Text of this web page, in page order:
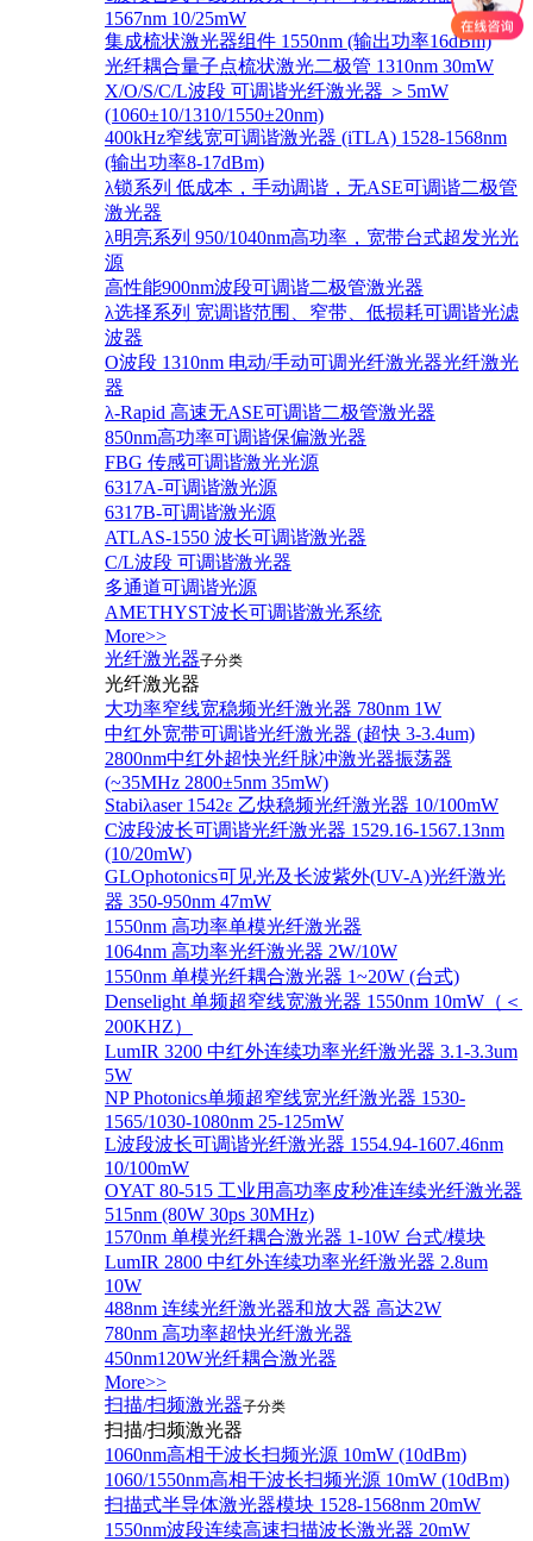
1567nm 10/25mW
集成梳状激光器组件 1550nm (输出功率16dBm)
光纤耦合量子点梳状激光二极管 1310nm 30mW
X/O/S/C/L波段 可调谐光纤激光器 ＞5mW
(1060±10/1310/1550±20nm)
400kHz窄线宽可调谐激光器 (iTLA) 1528-1568nm
(输出功率8-17dBm)
λ锁系列 低成本，手动调谐，无ASE可调谐二极管
激光器
λ明亮系列 950/1040nm高功率，宽带台式超发光光
源
高性能900nm波段可调谐二极管激光器
λ选择系列 宽调谐范围、窄带、低损耗可调谐光滤
波器
O波段 1310nm 电动/手动可调光纤激光器光纤激光
器
λ-Rapid 高速无ASE可调谐二极管激光器
850nm高功率可调谐保偏激光器
FBG 传感可调谐激光光源
6317A-可调谐激光源
6317B-可调谐激光源
ATLAS-1550 波长可调谐激光器
C/L波段 可调谐激光器
多通道可调谐光源
AMETHYST波长可调谐激光系统
More>>
光纤激光器子分类
光纤激光器
大功率窄线宽稳频光纤激光器 780nm 1W
中红外宽带可调谐光纤激光器 (超快 3-3.4um)
2800nm中红外超快光纤脉冲激光器振荡器
(~35MHz 2800±5nm 35mW)
Stabiλaser 1542ε 乙炔稳频光纤激光器 10/100mW
C波段波长可调谐光纤激光器 1529.16-1567.13nm
(10/20mW)
GLOphotonics可见光及长波紫外(UV-A)光纤激光
器 350-950nm 47mW
1550nm 高功率单模光纤激光器
1064nm 高功率光纤激光器 2W/10W
1550nm 单模光纤耦合激光器 1~20W (台式)
Denselight 单频超窄线宽激光器 1550nm 10mW（＜
200KHZ）
LumIR 3200 中红外连续功率光纤激光器 3.1-3.3um
5W
NP Photonics单频超窄线宽光纤激光器 1530-
1565/1030-1080nm 25-125mW
L波段波长可调谐光纤激光器 1554.94-1607.46nm
10/100mW
OYAT 80-515 工业用高功率皮秒准连续光纤激光器
515nm (80W 30ps 30MHz)
1570nm 单模光纤耦合激光器 1-10W 台式/模块
LumIR 2800 中红外连续功率光纤激光器 2.8um
10W
488nm 连续光纤激光器和放大器 高达2W
780nm 高功率超快光纤激光器
450nm120W光纤耦合激光器
More>>
扫描/扫频激光器子分类
扫描/扫频激光器
1060nm高相干波长扫频光源 10mW (10dBm)
1060/1550nm高相干波长扫频光源 10mW (10dBm)
扫描式半导体激光器模块 1528-1568nm 20mW
1550nm波段连续高速扫描波长激光器 20mW